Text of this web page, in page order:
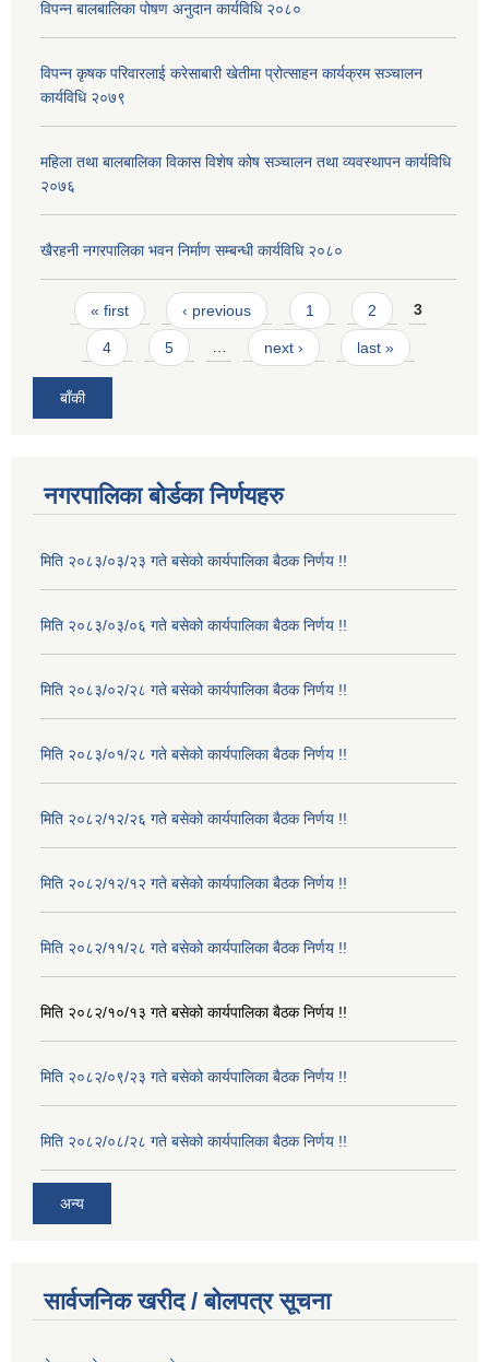
विपन्न बालबालिका पोषण अनुदान कार्यविधि २०८०
विपन्न कृषक परिवारलाई करेसाबारी खेतीमा प्रोत्साहन कार्यक्रम सञ्चालन
कार्यविधि २०७९
महिला तथा बालबालिका विकास विशेष कोष सञ्चालन तथा व्यवस्थापन कार्यविधि
२०७६
खैरहनी नगरपालिका भवन निर्माण सम्बन्धी कार्यविधि २०८०
Pages
« first ‹ previous 1 2 3
4 5 … next › last »
बाँकी
नगरपालिका बोर्डका निर्णयहरु
मिति २०८३/०३/२३ गते बसेको कार्यपालिका बैठक निर्णय !!
मिति २०८३/०३/०६ गते बसेको कार्यपालिका बैठक निर्णय !!
मिति २०८३/०२/२८ गते बसेको कार्यपालिका बैठक निर्णय !!
मिति २०८३/०१/२८ गते बसेको कार्यपालिका बैठक निर्णय !!
मिति २०८२/१२/२६ गते बसेको कार्यपालिका बैठक निर्णय !!
मिति २०८२/१२/१२ गते बसेको कार्यपालिका बैठक निर्णय !!
मिति २०८२/११/२८ गते बसेको कार्यपालिका बैठक निर्णय !!
मिति २०८२/१०/१३ गते बसेको कार्यपालिका बैठक निर्णय !!
मिति २०८२/०९/२३ गते बसेको कार्यपालिका बैठक निर्णय !!
मिति २०८२/०८/२८ गते बसेको कार्यपालिका बैठक निर्णय !!
अन्य
सार्वजनिक खरीद / बोलपत्र सूचना